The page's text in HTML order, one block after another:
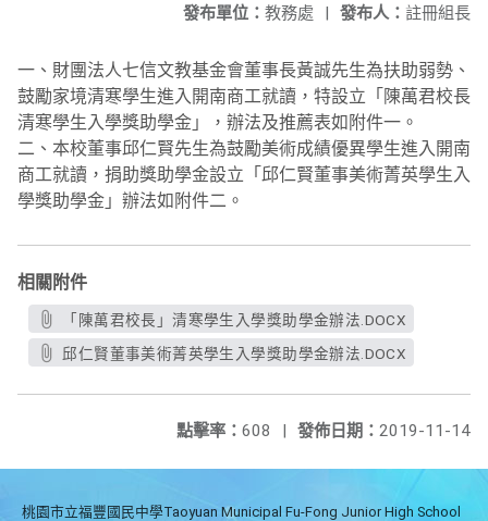
發布人： 註冊組長
發布單位： 教務處 |
一、財團法人七信文教基金會董事長黃誠先生為扶助弱勢、
鼓勵家境清寒學生進入開南商工就讀，特設立「陳萬君校長
清寒學生入學獎助學金」，辦法及推薦表如附件一。
二、本校董事邱仁賢先生為鼓勵美術成績優異學生進入開南
商工就讀，捐助獎助學金設立「邱仁賢董事美術菁英學生入
學獎助學金」辦法如附件二。
相關附件
「陳萬君校長」清寒學生入學獎助學金辦法.DOCX
邱仁賢董事美術菁英學生入學獎助學金辦法.DOCX
發佈日期： 2019-11-14
點擊率： 608 |
桃園市立福豐國民中學Taoyuan Municipal Fu-Fong Junior High School